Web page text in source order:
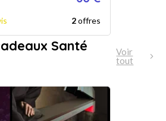
2offres
Santé
Voir
tout